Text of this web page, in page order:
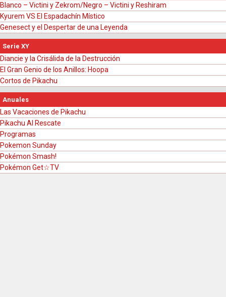
Blanco – Victini y Zekrom/Negro – Victini y Reshiram
Kyurem VS El Espadachín Místico
Genesect y el Despertar de una Leyenda
Serie XY
Diancie y la Crisálida de la Destrucción
El Gran Genio de los Anillos: Hoopa
Cortos de Pikachu
Anuales
Las Vacaciones de Pikachu
Pikachu Al Rescate
Programas
Pokemon Sunday
Pokémon Smash!
Pokémon Get☆TV